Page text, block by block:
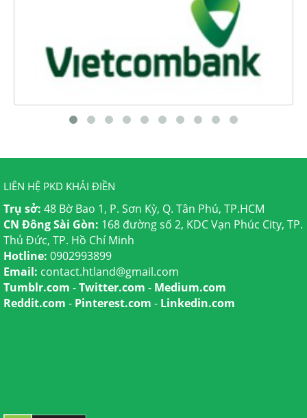
LIÊN HỆ PKD KHẢI ĐIỀN
Trụ sở: 48 Bờ Bao 1, P. Sơn Kỳ, Q. Tân Phú, TP.HCM
CN Đông Sài Gòn: 168 đường số 2, KDC Vạn Phúc City, TP.
Thủ Đức, TP. Hồ Chí Minh
Hotline: 0902993899
Email: contact.htland@gmail.com
Tumblr.com -Twitter.com - Medium.com
Reddit.com - Pinterest.com - Linkedin.com